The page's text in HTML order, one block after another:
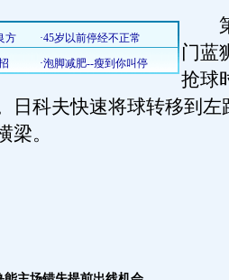
第
门蓝
抢球
日科夫快速将球转移到左
梁。